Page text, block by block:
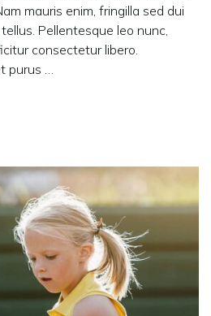
mauris enim, fringilla sed dui
Pellentesque leo nunc,
consectetur libero.
…